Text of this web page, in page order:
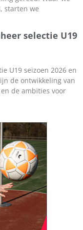
starten we
selectie U19
U19 seizoen 2026 en
de ontwikkeling van
de ambities voor